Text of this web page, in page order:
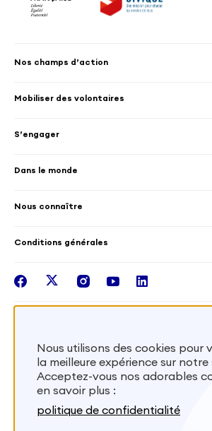
Nos champs d’action
Culture et patrimoine
Mobilités croisées
Santé
Mobiliser des volontaires
Accueillir des volontaires
S’engager
Les différents dispositifs de volontariat
Dans le monde
Nous connaître
Les missions de France Volontaires
Intégrer nos équipes
Conditions générales
facebook
twitterinstagram
youtubelinkedin
S'inscrire
Besoin d’aide? Visitez notre
Nous utilisons des cookies pour
la meilleure expérience sur notre
Acceptez-vous nos adorables
en savoir plus :
politique de confidentialité